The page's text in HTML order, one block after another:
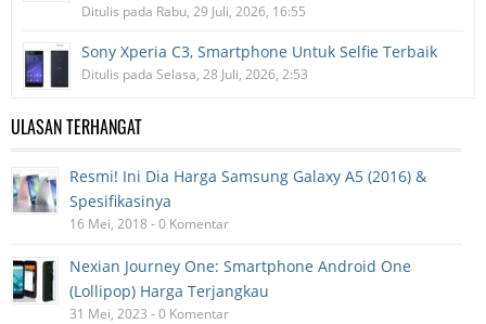
Ditulis pada Rabu, 29 Juli, 2026, 16:55
Sony Xperia C3, Smartphone Untuk Selfie Terbaik
Ditulis pada Selasa, 28 Juli, 2026, 2:53
ULASAN TERHANGAT
Resmi! Ini Dia Harga Samsung Galaxy A5 (2016) &
Spesifikasinya
16 Mei, 2018 - 0 Komentar
Nexian Journey One: Smartphone Android One
(Lollipop) Harga Terjangkau
31 Mei, 2023 - 0 Komentar